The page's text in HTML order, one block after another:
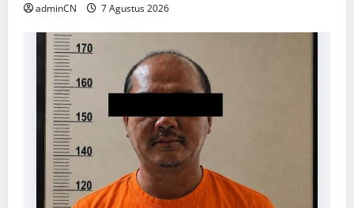
adminCN 7 Agustus 2026